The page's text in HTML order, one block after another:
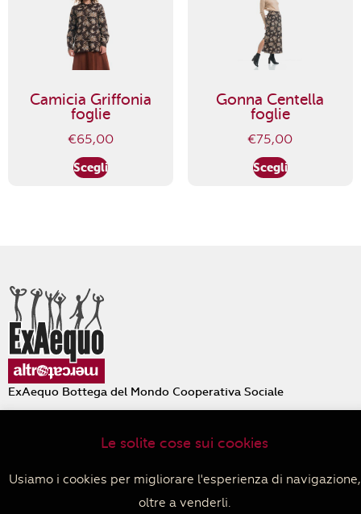
Camicia Griffonia
foglie
€65,00
Scegli
Gonna Centella
foglie
€75,00
Scegli
ExAequo Bottega del Mondo Cooperativa Sociale
PIVA 04152680379
– Cookie policy
Termini e condizioni di
vendita
Le solite cose sui cookies
Usiamo i cookies per migliorare l'esperienza di navigazione,
oltre a venderli.